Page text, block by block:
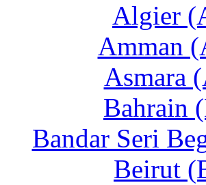
Algier
Amman
Asmara
Bahrain
Bandar Seri
Beirut